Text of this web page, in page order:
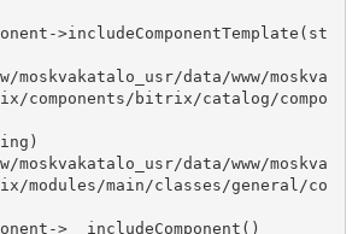
>includeComponentTemplate(st
components/bitrix/catalog/compo
modules/main/classes/general/co
>__includeComponent()